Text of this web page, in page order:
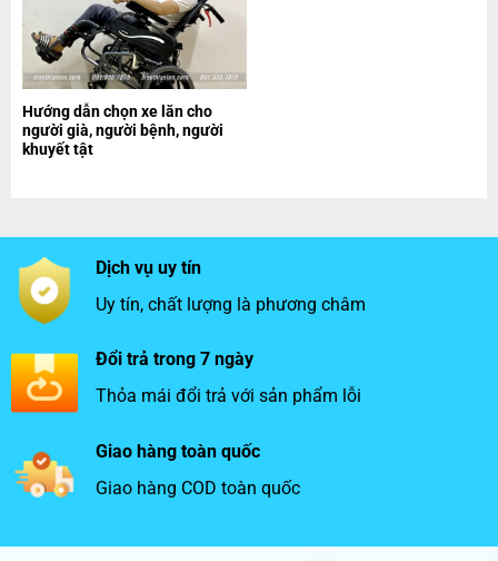
Hướng dẫn chọn xe lăn cho
người già, người bệnh, người
khuyết tật
Dịch vụ uy tín
Uy tín, chất lượng là phương châm
Đổi trả trong 7 ngày
Thỏa mái đổi trả với sản phẩm lỗi
Giao hàng toàn quốc
Giao hàng COD toàn quốc